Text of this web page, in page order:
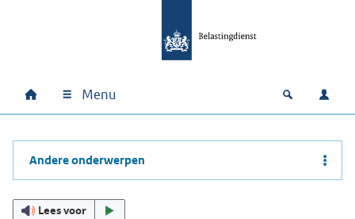
Hoofdnavigatie
Home Menu Open
Andere onderwerpen
Lees voor